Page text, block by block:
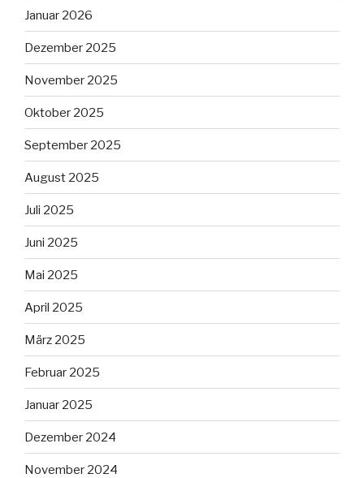
Januar 2026
Dezember 2025
November 2025
Oktober 2025
September 2025
August 2025
Juli 2025
Juni 2025
Mai 2025
April 2025
März 2025
Februar 2025
Januar 2025
Dezember 2024
November 2024